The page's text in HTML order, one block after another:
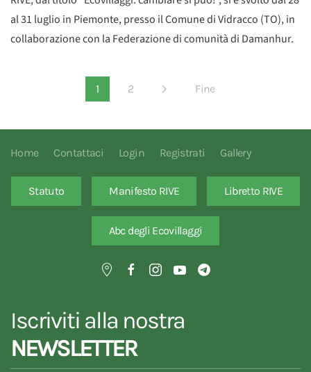
al 31 luglio in Piemonte, presso il Comune di Vidracco (TO), in
collaborazione con la Federazione di comunità di Damanhur.
1 2 Fine
Home Contattaci Login Registrati Gallery
Statuto Manifesto RIVE Libretto RIVE
Abc degli Ecovillaggi
Iscriviti alla nostra
NEWSLETTER